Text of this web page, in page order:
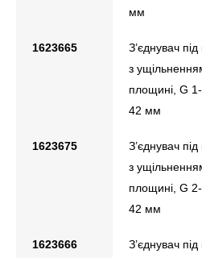
мм
1623665
З’єднувач
з
площині, G
42 мм
1623675
З’єднувач
з
площині, G
42 мм
1623666
З’єднувач